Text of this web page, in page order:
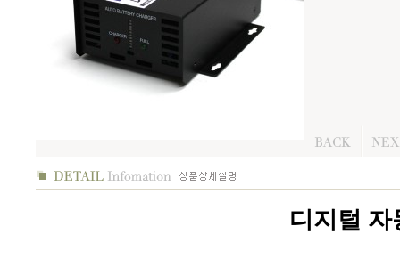
디지털 자